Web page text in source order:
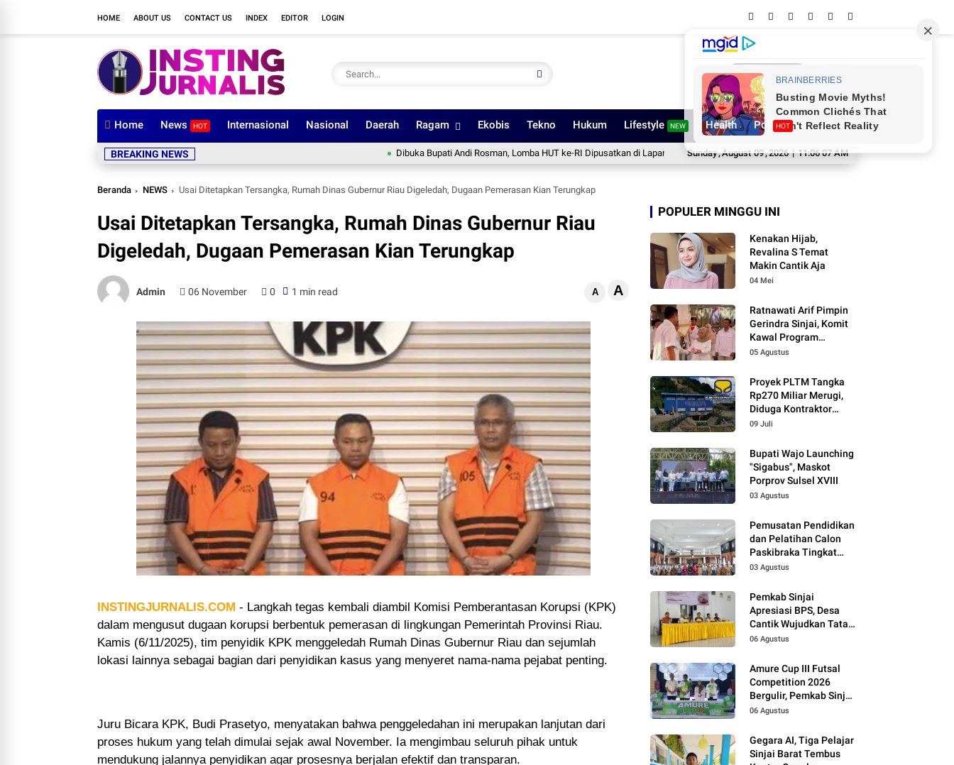
HOME ABOUT US CONTACT US INDEX EDITOR LOGIN
Network
Home News HOT Internasional Nasional Daerah Ragam Ekobis Tekno Hukum Lifestyle NEW Health Poll HOT
Sunday,August 09,2026|11:06 08 AM
BREAKING NEWS Dibuka Bupati Andi Rosman, Lomba HUT ke-RI Dipusatkan di Lapangan Merdeka Pengcab ORADO Sinjai Gelar Turnamen Domino HUT ke-81 RI,
Beranda NEWS Usai Ditetapkan Tersangka, Rumah Dinas Gubernur Riau Digeledah, Dugaan Pemerasan Kian Terungkap
Usai Ditetapkan Tersangka, Rumah Dinas Gubernur Riau
Digeledah, Dugaan Pemerasan Kian Terungkap
Admin 06 November 0 1 min read A A
INSTINGJURNALIS.COM - Langkah tegas kembali diambil Komisi Pemberantasan Korupsi (KPK)
dalam mengusut dugaan korupsi berbentuk pemerasan di lingkungan Pemerintah Provinsi Riau.
Kamis (6/11/2025), tim penyidik KPK menggeledah Rumah Dinas Gubernur Riau dan sejumlah
lokasi lainnya sebagai bagian dari penyidikan kasus yang menyeret nama-nama pejabat penting.
Juru Bicara KPK, Budi Prasetyo, menyatakan bahwa penggeledahan ini merupakan lanjutan dari
proses hukum yang telah dimulai sejak awal November. Ia mengimbau seluruh pihak untuk
mendukung jalannya penyidikan agar prosesnya berjalan efektif dan transparan.
POPULER MINGGU INI
Kenakan Hijab,
Revalina S Temat
Makin Cantik Aja
04 Mei
Ratnawati Arif Pimpin
Gerindra Sinjai, Komit
Kawal Program
Prabowo
05 Agustus
Proyek PLTM Tangka
Rp270 Miliar Merugi,
Diduga Kontraktor
Tidak Profesional,
09 Juli
Bupati Wajo Launching
"Sigabus", Maskot
Porprov Sulsel XVIII
03 Agustus
Pemusatan Pendidikan
dan Pelatihan Calon
Paskibraka Tingkat
Kabupaten Tahun 2026
03 Agustus
Pemkab Sinjai
Apresiasi BPS, Desa
Cantik Wujudkan Tata
Kelola Data Terpadu
06 Agustus
Amure Cup III Futsal
Competition 2026
Bergulir, Pemkab Sinjai
Dukung Pembinaan
06 Agustus
Gegara AI, Tiga Pelajar
Sinjai Barat Tembus